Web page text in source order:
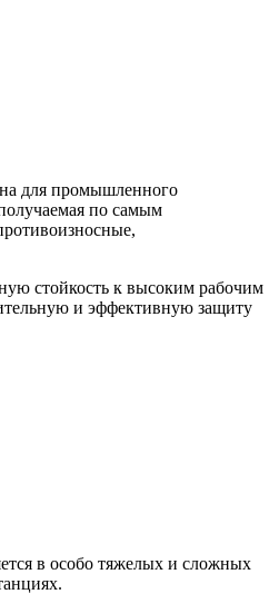
для промышленного
по самым
стойкость к высоким рабочим
и эффективную защиту
в особо тяжелых и сложных